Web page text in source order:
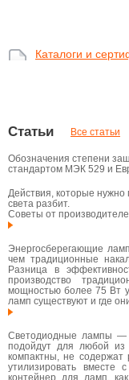
Каталоги и
Статьи Все статьи
Обозначения степени
стандартом МЭК 529 и
Действия, которые нужно
света разбит.
Советы от
Энергосберегающие
чем традиционные
Разница в
производство
мощностью более 75 Вт
ламп существуют и где
Светодиодные лампы —
подойдут для любой из
компактны, не содержат
утилизировать вместе
контейнер для ламп,